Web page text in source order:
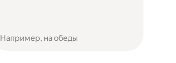
Например, на обеды